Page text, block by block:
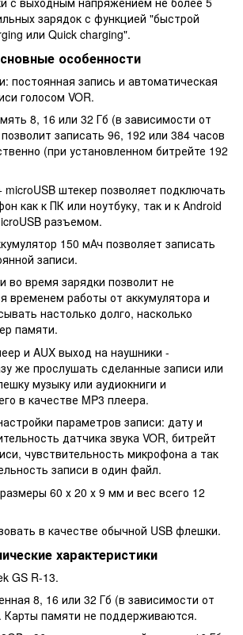
зарядок с функцией "быстрой
или Quick charging".
особенности
постоянная запись и автоматическая
голосом VOR.
8, 16 или 32 Гб (в зависимости от
записать 96, 192 или 384 часов
(при установленном битрейте 192
microUSB штекер позволяет подключать
как к ПК или ноутбуку, так и к Android
разъемом.
150 мАч позволяет записать
записи.
во время зарядки позволит не
временем работы от аккумулятора и
настолько долго, насколько
памяти.
и AUX выход на наушники -
же прослушать сделанные записи или
музыку или аудиокниги и
в качестве MP3 плеера.
параметров записи: дату и
датчика звука VOR, битрейт
чувствительность микрофона а так
записи в один файл.
60 х 20 х 9 мм и вес всего 12
в качестве обычной USB флешки.
характеристики
GS R-13.
8, 16 или 32 Гб (в зависимости от
памяти не поддерживаются.